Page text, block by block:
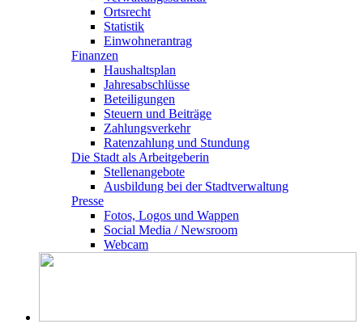
Ortsrecht
Statistik
Einwohnerantrag
Finanzen
Haushaltsplan
Jahresabschlüsse
Beteiligungen
Steuern und Beiträge
Zahlungsverkehr
Ratenzahlung und Stundung
Die Stadt als Arbeitgeberin
Stellenangebote
Ausbildung bei der Stadtverwaltung
Presse
Fotos, Logos und Wappen
Social Media / Newsroom
Webcam